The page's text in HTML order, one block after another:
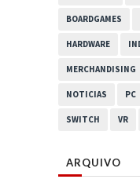
BOARDGAMES
HARDWARE
MERCHANDISING
NOTICIAS PC
SWITCH VR
ARQUIVO